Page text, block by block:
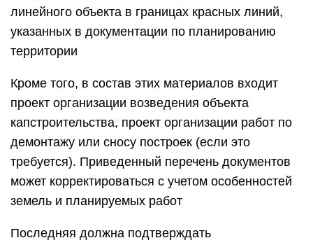
линейного объекта в границах красных линий,
указанных в документации по планированию
территории
Кроме того, в состав этих материалов входит
проект организации возведения объекта
капстроительства, проект организации работ по
демонтажу или сносу построек (если это
требуется). Приведенный перечень документов
может корректироваться с учетом особенностей
земель и планируемых работ
Последняя должна подтверждать